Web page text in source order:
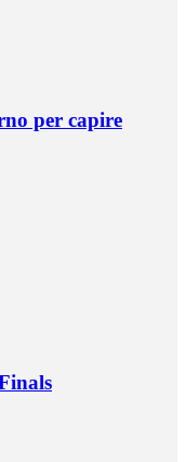
per capire